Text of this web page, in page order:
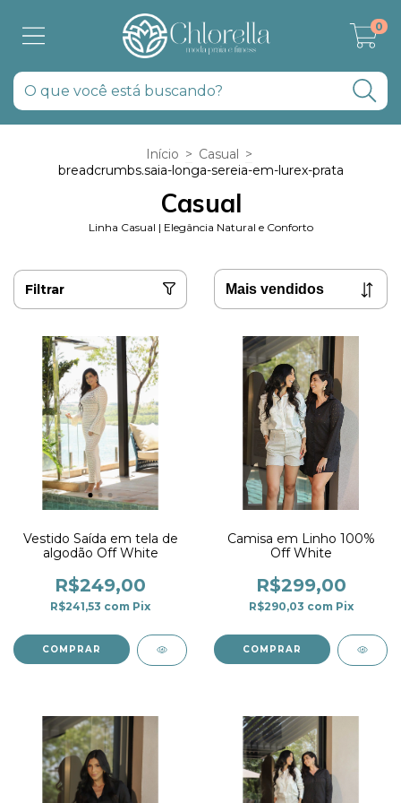
0
Início > Casual >
breadcrumbs.saia-longa-sereia-em-lurex-prata
Casual
Linha Casual | Elegância Natural e Conforto
Filtrar
Vestido Saída em tela de
algodão Off White
R$249,00
R$241,53 com Pix
COMPRAR
Camisa em Linho 100%
Off White
R$299,00
R$290,03 com Pix
COMPRAR